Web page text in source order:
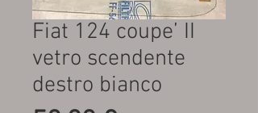
Fiat 124 coupe’ II
vetro scendente
destro bianco